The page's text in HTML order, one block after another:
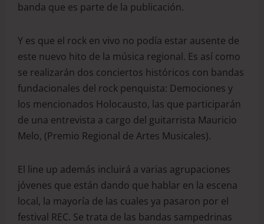
banda que es parte de la publicación.
Y es que el rock en vivo no podía estar ausente de
este nuevo hito de la música regional. Es así como
se realizarán dos conciertos históricos con bandas
fundacionales del rock penquista: Demociones y
los mencionados Holocausto, las que participarán
de una entrevista a cargo del guitarrista Mauricio
Melo, (Premio Regional de Artes Musicales).
El line up además incluirá a varias agrupaciones
jóvenes que están dando que hablar en la escena
local, la mayoría de las cuales ya pasaron por el
festival REC. Se trata de las bandas sampedrinas